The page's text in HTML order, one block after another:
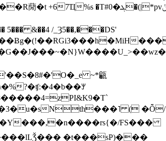
5��� &��4 /_Ȝ5��,���DS'
?�ʧ:�4�b��ꐳ
Nth���˥ ( �Ȭ/
�t���sP)���